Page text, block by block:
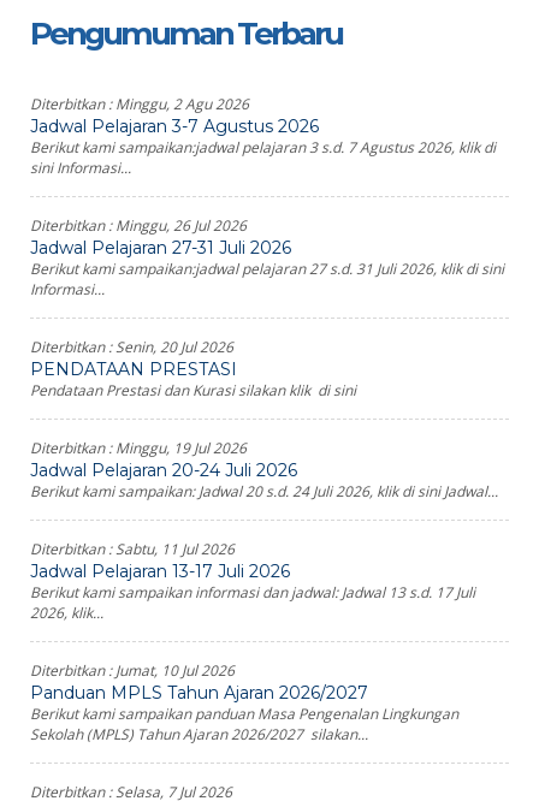
Pengumuman Terbaru
Diterbitkan :Minggu, 2 Agu 2026
Jadwal Pelajaran 3-7 Agustus 2026
Berikut kami sampaikan:jadwal pelajaran 3 s.d. 7 Agustus 2026, klik di
sini Informasi...
Diterbitkan :Minggu, 26 Jul 2026
Jadwal Pelajaran 27-31 Juli 2026
Berikut kami sampaikan:jadwal pelajaran 27 s.d. 31 Juli 2026, klik di sini
Informasi...
Diterbitkan :Senin, 20 Jul 2026
PENDATAAN PRESTASI
Pendataan Prestasi dan Kurasi silakan klik di sini
Diterbitkan :Minggu, 19 Jul 2026
Jadwal Pelajaran 20-24 Juli 2026
Berikut kami sampaikan: Jadwal 20 s.d. 24 Juli 2026, klik di sini Jadwal...
Diterbitkan :Sabtu, 11 Jul 2026
Jadwal Pelajaran 13-17 Juli 2026
Berikut kami sampaikan informasi dan jadwal: Jadwal 13 s.d. 17 Juli
2026, klik...
Diterbitkan :Jumat, 10 Jul 2026
Panduan MPLS Tahun Ajaran 2026/2027
Berikut kami sampaikan panduan Masa Pengenalan Lingkungan
Sekolah (MPLS) Tahun Ajaran 2026/2027 silakan...
Diterbitkan :Selasa, 7 Jul 2026